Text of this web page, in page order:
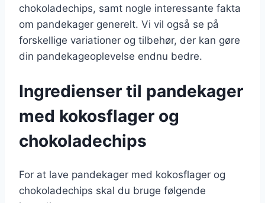
chokoladechips, samt nogle interessante fakta
om pandekager generelt. Vi vil også se på
forskellige variationer og tilbehør, der kan gøre
din pandekageoplevelse endnu bedre.
Ingredienser til pandekager
med kokosflager og
chokoladechips
For at lave pandekager med kokosflager og
chokoladechips skal du bruge følgende